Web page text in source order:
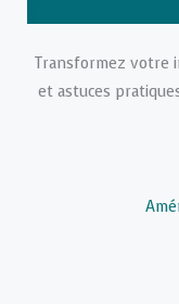
Transformez votre
et astuces